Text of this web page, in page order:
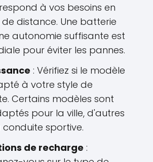
à vos besoins en
distance. Une batterie
autonomie suffisante est
pour éviter les pannes.
: Vérifiez si le modèle
à votre style de
Certains modèles sont
pour la ville, d'autres
sportive.
de recharge :